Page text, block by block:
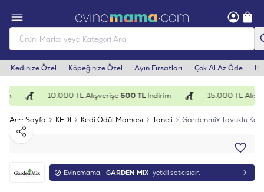
Kedinize Özel Köpeğinize Özel Ayın Fırsatları Çok Al Az Öde
10.000 TL Alışverişe500 TLİndirim 15.000 TL
Ana Sayfa KEDİ Kedi Ödül Maması Taneli
Gardenmix Tavuklu
Paylaş
Evinemama, GARDEN MIX yetkili satıcısıdır.